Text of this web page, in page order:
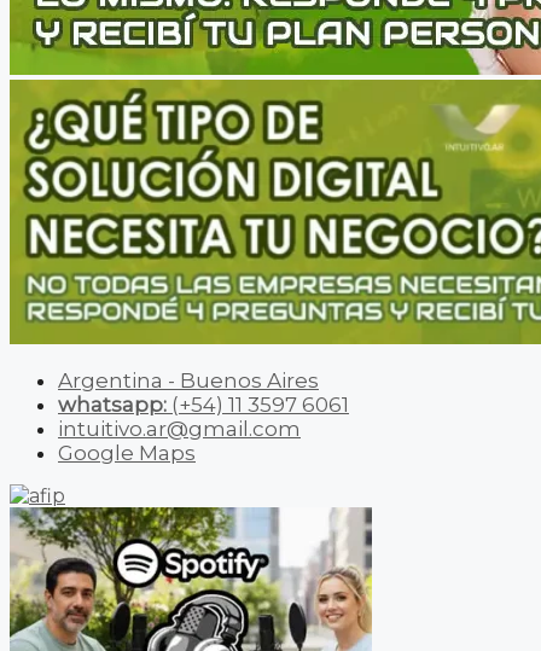
Argentina - Buenos Aires
whatsapp: (+54) 11 3597 6061
intuitivo.ar@gmail.com
Google Maps